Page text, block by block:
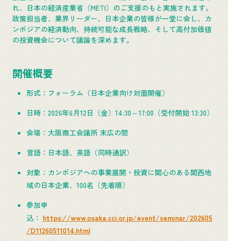
れ、日本の経済産業省（METI）のご支援のもと実施されます。
政策担当者、業界リーダー、日本企業の皆様が一堂に会し、カ
ンボジアの経済動向、持続可能な成長戦略、そして高付加価値
の投資機会について議論を深めます。
開催概要
形式：フォーラム（日本企業向け対面開催）
日時：2026年6月12日（金）14:30～17:00（受付開始 13:30）
会場：大阪商工会議所 末広の間
言語：日本語、英語（同時通訳）
対象：カンボジアへの事業展開・投資に関心のある関西地
域の日本企業、100名（先着順）
参加申
込： https://www.osaka.cci.or.jp/event/seminar/202605
/D11260511014.html